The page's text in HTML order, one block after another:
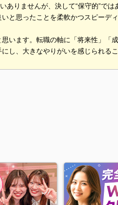
りませんが、決して“保守的”では
と思ったことを柔軟かつスピーデ
います。転職の軸に「将来性」「
し、大きなやりがいを感じられるこ